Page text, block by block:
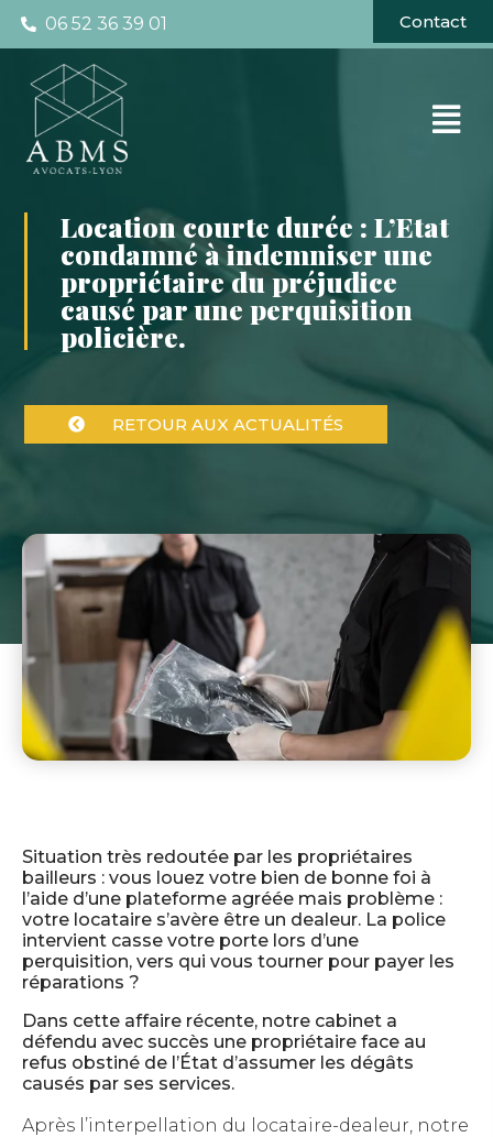
06 52 36 39 01 Contact
Location courte durée : L’Etat
condamné à indemniser une
propriétaire du préjudice
causé par une perquisition
policière.
RETOUR AUX ACTUALITÉS
Situation très redoutée par les propriétaires
bailleurs : vous louez votre bien de bonne foi à
l’aide d’une plateforme agréée mais problème :
votre locataire s’avère être un dealeur. La police
intervient casse votre porte lors d’une
perquisition, vers qui vous tourner pour payer les
réparations ?
Dans cette affaire récente, notre cabinet a
défendu avec succès une propriétaire face au
refus obstiné de l’État d’assumer les dégâts
causés par ses services.
Après l’interpellation du locataire-dealeur, notre